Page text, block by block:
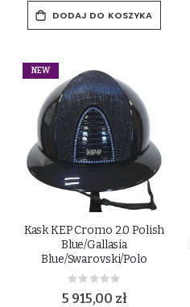
DODAJ DO KOSZYKA
NEW
Kask KEP Cromo 2.0 Polish
Blue/Gallasia
Blue/Swarovski/Polo
Rating:
0%
5 915,00 zł